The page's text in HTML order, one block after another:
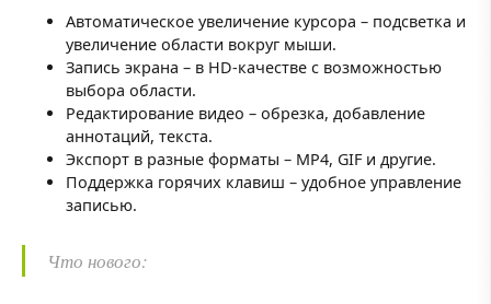
Автоматическое увеличение курсора – подсветка и
увеличение области вокруг мыши.
Запись экрана – в HD-качестве с возможностью
выбора области.
Редактирование видео – обрезка, добавление
аннотаций, текста.
Экспорт в разные форматы – MP4, GIF и другие.
Поддержка горячих клавиш – удобное управление
записью.
Что нового: